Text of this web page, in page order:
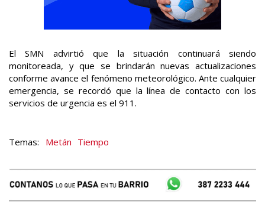
El SMN advirtió que la situación continuará siendo
monitoreada, y que se brindarán nuevas actualizaciones
conforme avance el fenómeno meteorológico. Ante cualquier
emergencia, se recordó que la línea de contacto con los
servicios de urgencia es el 911.
Metán Tiempo